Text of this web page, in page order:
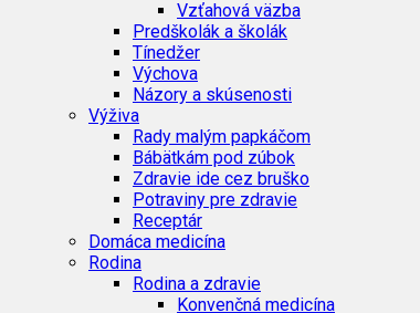
Vzťahová väzba
Predškolák a školák
Tínedžer
Výchova
Názory a skúsenosti
Výživa
Rady malým papkáčom
Bábätkám pod zúbok
Zdravie ide cez bruško
Potraviny pre zdravie
Receptár
Domáca medicína
Rodina
Rodina a zdravie
Konvenčná medicína